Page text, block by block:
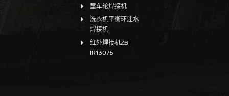
童车轮焊接机
洗衣机平衡环注水
焊接机
红外焊接机ZB-
IR13075